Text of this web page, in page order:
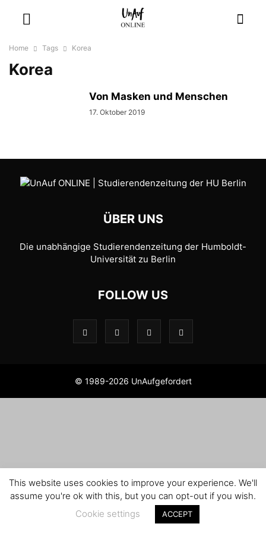
Home Tags Korea
Korea
Von Masken und Menschen
17. Oktober 2019
ÜBER UNS
Die unabhängige Studierendenzeitung der Humboldt-
Universität zu Berlin
FOLLOW US
© 1989-2026 UnAufgefordert
This website uses cookies to improve your experience. We'll
assume you're ok with this, but you can opt-out if you wish.
Cookie settings
ACCEPT